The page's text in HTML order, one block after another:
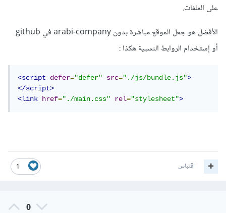
على الملفات.
الأفضل هو جعل الموقع مباشرة بدون arabi-company في github
أو إستخدام الروابط النسبية هكذا
<script defer="defer" src="./js/bundle.js">
</script>
<link
href="./main.css" rel="stylesheet">
1 اقتباس
0